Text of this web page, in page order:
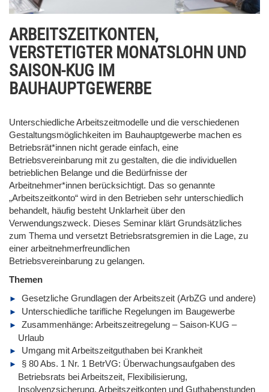
ARBEITSZEITKONTEN,
VERSTETIGTER MONATSLOHN UND
SAISON-KUG IM
BAUHAUPTGEWERBE
Unterschiedliche Arbeitszeitmodelle und die verschiedenen
Gestaltungsmöglichkeiten im Bauhauptgewerbe machen es
Betriebsrät*innen nicht gerade einfach, eine
Betriebsvereinbarung mit zu gestalten, die die individuellen
betrieblichen Belange und die Bedürfnisse der
Arbeitnehmer*innen berücksichtigt. Das so genannte
„Arbeitszeitkonto“ wird in den Betrieben sehr unterschiedlich
behandelt, häufig besteht Unklarheit über den
Verwendungszweck. Dieses Seminar klärt Grundsätzliches
zum Thema und versetzt Betriebsratsgremien in die Lage, zu
einer arbeitnehmerfreundlichen
Betriebsvereinbarung zu gelangen.
Themen
Gesetzliche Grundlagen der Arbeitszeit (ArbZG und andere)
Unterschiedliche tarifliche Regelungen im Baugewerbe
Zusammenhänge: Arbeitszeitregelung – Saison-KUG –
Urlaub
Umgang mit Arbeitszeitguthaben bei Krankheit
§ 80 Abs. 1 Nr. 1 BetrVG: Überwachungsaufgaben des
Betriebsrats bei Arbeitszeit, Flexibilisierung,
Insolvenzsicherung, Arbeitszeitkonten und Guthabenstunden